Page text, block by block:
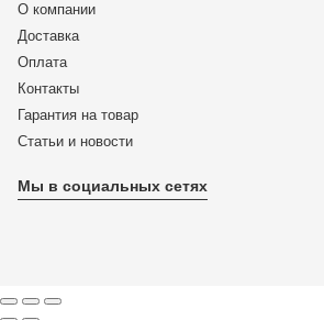
О компании
Доставка
Оплата
Контакты
Гарантия на товар
Статьи и новости
Мы в социальных сетях